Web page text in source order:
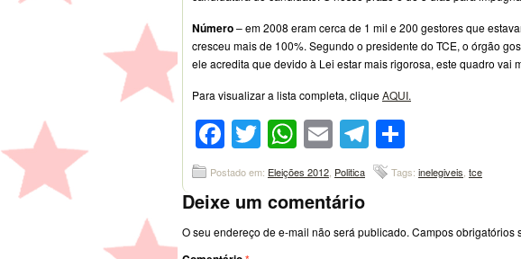
Número– em 2008 eram cerca de 1 mil e 200 gestores que
cresceu mais de 100%. Segundo o presidente do TCE, o órgão
ele acredita que devido à Lei estar mais rigorosa, este quadro vai
Para visualizar a lista completa, cliqueAQUI.
Facebook
Twitter
WhatsApp
EmailTelegram
Postado em: Eleições 2012 Politica Tags: inelegiveis tce
Deixe um comentário
O seu endereço de e-mail não será publicado. Campos obrigatórios